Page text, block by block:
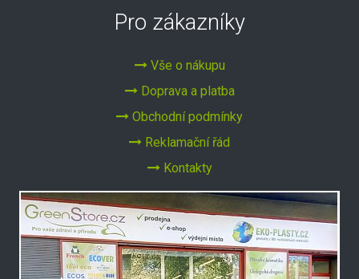
Pro zákazníky
Vše o nákupu
Doprava a platba
Obchodní podmínky
Reklamační řád
Kontakty